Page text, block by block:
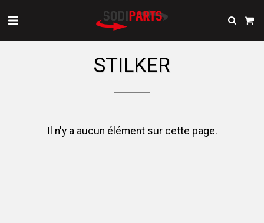
STILKER
Il n'y a aucun élément sur cette page.